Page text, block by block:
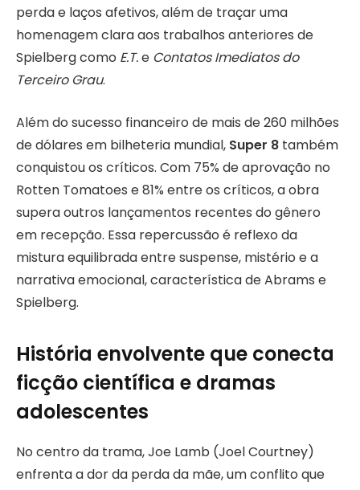
perda e laços afetivos, além de traçar uma
homenagem clara aos trabalhos anteriores de
Spielberg como E.T.e Contatos Imediatos do
Terceiro Grau.
Além do sucesso financeiro de mais de 260 milhões
de dólares em bilheteria mundial, Super 8 também
conquistou os críticos. Com 75% de aprovação no
Rotten Tomatoes e 81% entre os críticos, a obra
supera outros lançamentos recentes do gênero
em recepção. Essa repercussão é reflexo da
mistura equilibrada entre suspense, mistério e a
narrativa emocional, característica de Abrams e
Spielberg.
História envolvente que conecta
ficção científica e dramas
adolescentes
No centro da trama, Joe Lamb (Joel Courtney)
enfrenta a dor da perda da mãe, um conflito que